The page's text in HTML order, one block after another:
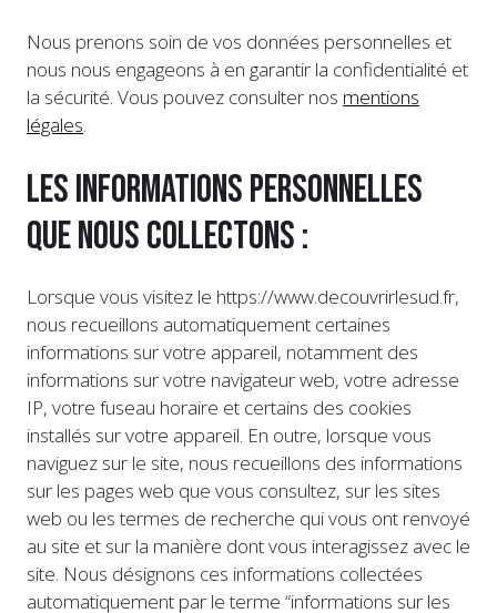
Nous prenons soin de vos données personnelles et
nous nous engageons à en garantir la confidentialité et
la sécurité. Vous pouvez consulter nos mentions
légales.
Les informations personnelles
que nous collectons :
Lorsque vous visitez le https://www.decouvrirlesud.fr,
nous recueillons automatiquement certaines
informations sur votre appareil, notamment des
informations sur votre navigateur web, votre adresse
IP, votre fuseau horaire et certains des cookies
installés sur votre appareil. En outre, lorsque vous
naviguez sur le site, nous recueillons des informations
sur les pages web que vous consultez, sur les sites
web ou les termes de recherche qui vous ont renvoyé
au site et sur la manière dont vous interagissez avec le
site. Nous désignons ces informations collectées
automatiquement par le terme “informations sur les